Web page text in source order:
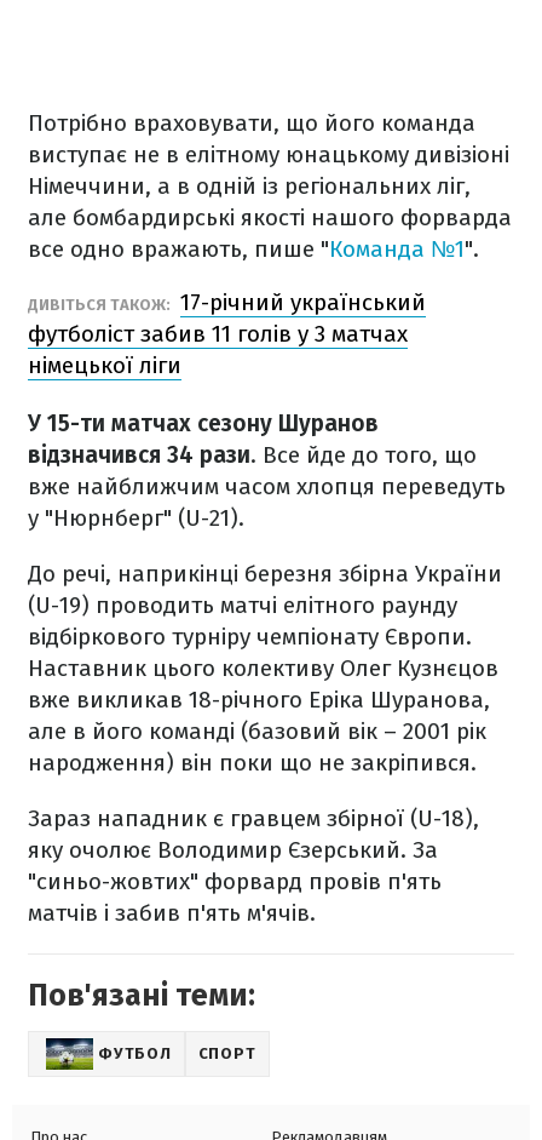
Потрібно враховувати, що його команда
виступає не в елітному юнацькому дивізіоні
Німеччини, а в одній із регіональних ліг,
але бомбардирські якості нашого форварда
все одно вражають, пише "Команда №1".
ДИВІТЬСЯ ТАКОЖ: 17-річний український
футболіст забив 11 голів у 3 матчах
німецької ліги
У 15-ти матчах сезону Шуранов
відзначився 34 рази. Все йде до того, що
вже найближчим часом хлопця переведуть
у "Нюрнберг" (U-21).
До речі, наприкінці березня збірна України
(U-19) проводить матчі елітного раунду
відбіркового турніру чемпіонату Європи.
Наставник цього колективу Олег Кузнєцов
вже викликав 18-річного Еріка Шуранова,
але в його команді (базовий вік – 2001 рік
народження) він поки що не закріпився.
Зараз нападник є гравцем збірної (U-18),
яку очолює Володимир Єзерський. За
"синьо-жовтих" форвард провів п'ять
матчів і забив п'ять м'ячів.
Пов'язані теми:
ФУТБОЛ СПОРТ